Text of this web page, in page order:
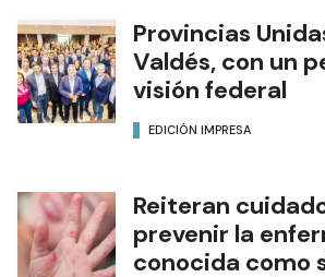
Provincias
Valdés, con un
visión federal
EDICIÓN IMPRESA
Reiteran
prevenir la
conocida como